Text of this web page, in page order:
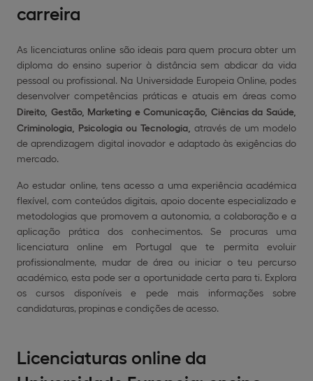
carreira
As licenciaturas online são ideais para quem procura obter um
diploma do ensino superior à distância sem abdicar da vida
pessoal ou profissional. Na Universidade Europeia Online, podes
desenvolver competências práticas e atuais em áreas como
Direito, Gestão, Marketing e Comunicação, Ciências da Saúde,
Criminologia, Psicologia ou Tecnologia, através de um modelo
de aprendizagem digital inovador e adaptado às exigências do
mercado.
Ao estudar online, tens acesso a uma experiência académica
flexível, com conteúdos digitais, apoio docente especializado e
metodologias que promovem a autonomia, a colaboração e a
aplicação prática dos conhecimentos. Se procuras uma
licenciatura online em Portugal que te permita evoluir
profissionalmente, mudar de área ou iniciar o teu percurso
académico, esta pode ser a oportunidade certa para ti. Explora
os cursos disponíveis e pede mais informações sobre
candidaturas, propinas e condições de acesso.
Licenciaturas online da